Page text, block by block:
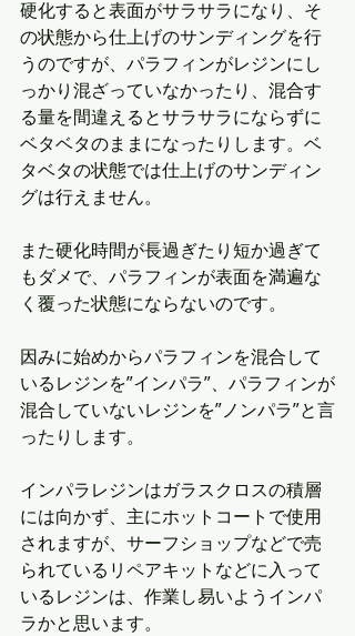
硬化すると表面がサラサラになり、そ
の状態から仕上げのサンディングを行
うのですが、パラフィンがレジンにし
っかり混ざっていなかったり、混合す
る量を間違えるとサラサラにならずに
ベタベタのままになったりします。ベ
タベタの状態では仕上げのサンディン
グは行えません。
また硬化時間が長過ぎたり短か過ぎて
もダメで、パラフィンが表面を満遍な
く覆った状態にならないのです。
因みに始めからパラフィンを混合して
いるレジンを”インパラ”、パラフィンが
混合していないレジンを”ノンパラ”と言
ったりします。
インパラレジンはガラスクロスの積層
には向かず、主にホットコートで使用
されますが、サーフショップなどで売
られているリペアキットなどに入って
いるレジンは、作業し易いようインパ
ラかと思います。